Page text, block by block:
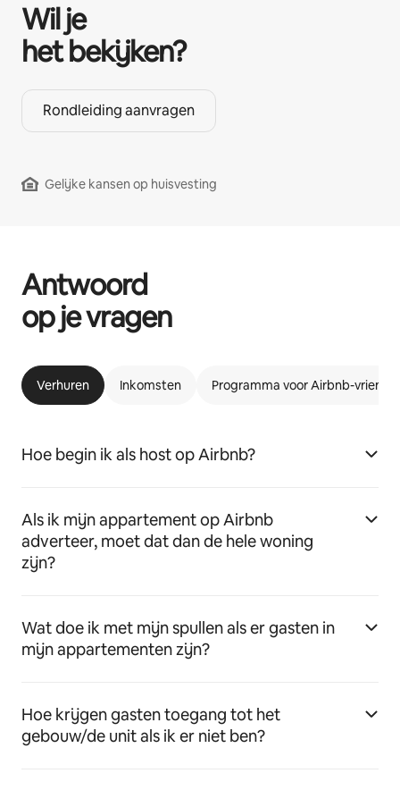
Wil je
het bekijken?
Rondleiding aanvragen
Gelijke kansen op huisvesting
Antwoord
op je vragen
Verhuren Inkomsten Programma voor Airbnb-
Hoe begin ik als host op Airbnb?
Als ik mijn appartement op Airbnb
adverteer, moet dat dan de hele woning
zijn?
Wat doe ik met mijn spullen als er gasten in
mijn appartementen zijn?
Hoe krijgen gasten toegang tot het
gebouw/de unit als ik er niet ben?